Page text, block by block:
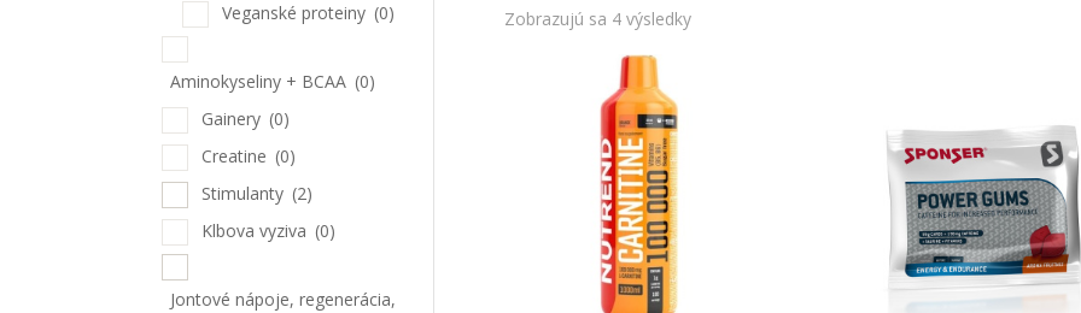
Zobrazujú sa 4 výsledky
Veganské proteiny (0)
Aminokyseliny + BCAA (0)
Gainery (0)
Creatine (0)
Stimulanty (2)
Klbova vyziva (0)
Jontové nápoje, regenerácia,